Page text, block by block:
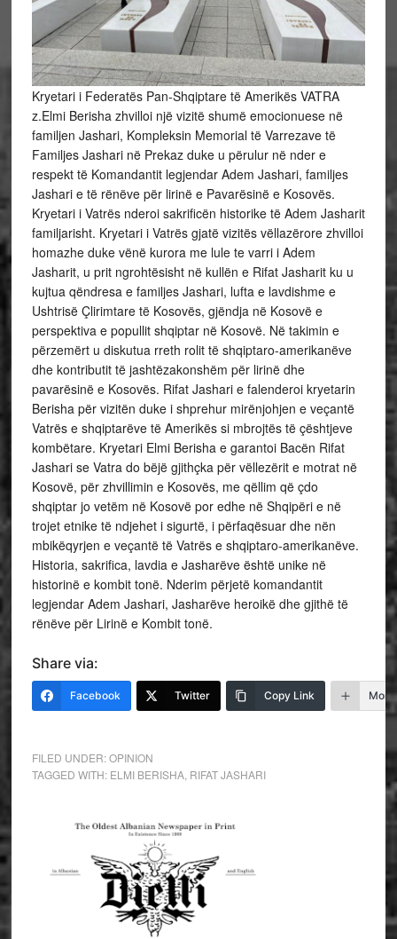
Kryetari i Federatës Pan-Shqiptare të Amerikës VATRA
z.Elmi Berisha zhvilloi një vizitë shumë emocionuese në
familjen Jashari, Kompleksin Memorial të Varrezave të
Familjes Jashari në Prekaz duke u përulur në nder e
respekt të Komandantit legjendar Adem Jashari, familjes
Jashari e të rënëve për lirinë e Pavarësinë e Kosovës.
Kryetari i Vatrës nderoi sakrificën historike të Adem Jasharit
familjarisht. Kryetari i Vatrës gjatë vizitës vëllazërore zhvilloi
homazhe duke vënë kurora me lule te varri i Adem
Jasharit, u prit ngrohtësisht në kullën e Rifat Jasharit ku u
kujtua qëndresa e familjes Jashari, lufta e lavdishme e
Ushtrisë Çlirimtare të Kosovës, gjëndja në Kosovë e
perspektiva e popullit shqiptar në Kosovë. Në takimin e
përzemërt u diskutua rreth rolit të shqiptaro-amerikanëve
dhe kontributit të jashtëzakonshëm për lirinë dhe
pavarësinë e Kosovës. Rifat Jashari e falenderoi kryetarin
Berisha për vizitën duke i shprehur mirënjohjen e veçantë
Vatrës e shqiptarëve të Amerikës si mbrojtës të çështjeve
kombëtare. Kryetari Elmi Berisha e garantoi Bacën Rifat
Jashari se Vatra do bëjë gjithçka për vëllezërit e motrat në
Kosovë, për zhvillimin e Kosovës, me qëllim që çdo
shqiptar jo vetëm në Kosovë por edhe në Shqipëri e në
trojet etnike të ndjehet i sigurtë, i përfaqësuar dhe nën
mbikëqyrjen e veçantë të Vatrës e shqiptaro-amerikanëve.
Historia, sakrifica, lavdia e Jasharëve është unike në
historinë e kombit tonë. Nderim përjetë komandantit
legjendar Adem Jashari, Jasharëve heroikë dhe gjithë të
rënëve për Lirinë e Kombit tonë.
Share via:
Facebook Twitter Copy Link More
FILED UNDER:OPINION
TAGGED WITH: ELMI BERISHA, RIFAT JASHARI